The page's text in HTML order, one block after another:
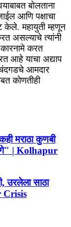
बोलताना
आणि पक्षाचा
केले. महायुती म्हणून
असल्याचे त्यांनी
करत
आहे याचा अद्याप
आमदार
कोणतीही
मराठा कुणबी
| Kolhapur
उरलेला साठा
Crisis